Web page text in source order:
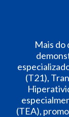
Mais do
(T21),
(TEA),